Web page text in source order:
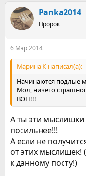
к
ц
и
Panka2014
Пророк
6 Мар 2014
Марина К написал(а):
Начинаются подлые
Мол, ничего
ВОН!!!
А ты эти мыслишки
посильнее!!!
А если не
от этих мыслишек!
к данному посту!)